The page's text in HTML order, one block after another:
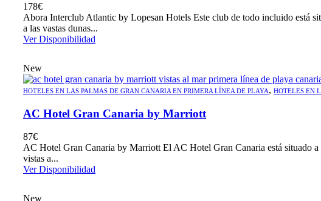
178€
Abora Interclub Atlantic by Lopesan Hotels Este club de todo incluido está
a las vastas dunas...
Ver Disponibilidad
New
HOTELES EN LAS PALMAS DE GRAN CANARIA EN PRIMERA LÍNEA DE PLAYA, HOTELES EN
AC Hotel Gran Canaria by Marriott
87€
AC Hotel Gran Canaria by Marriott El AC Hotel Gran Canaria está situado
vistas a...
Ver Disponibilidad
New